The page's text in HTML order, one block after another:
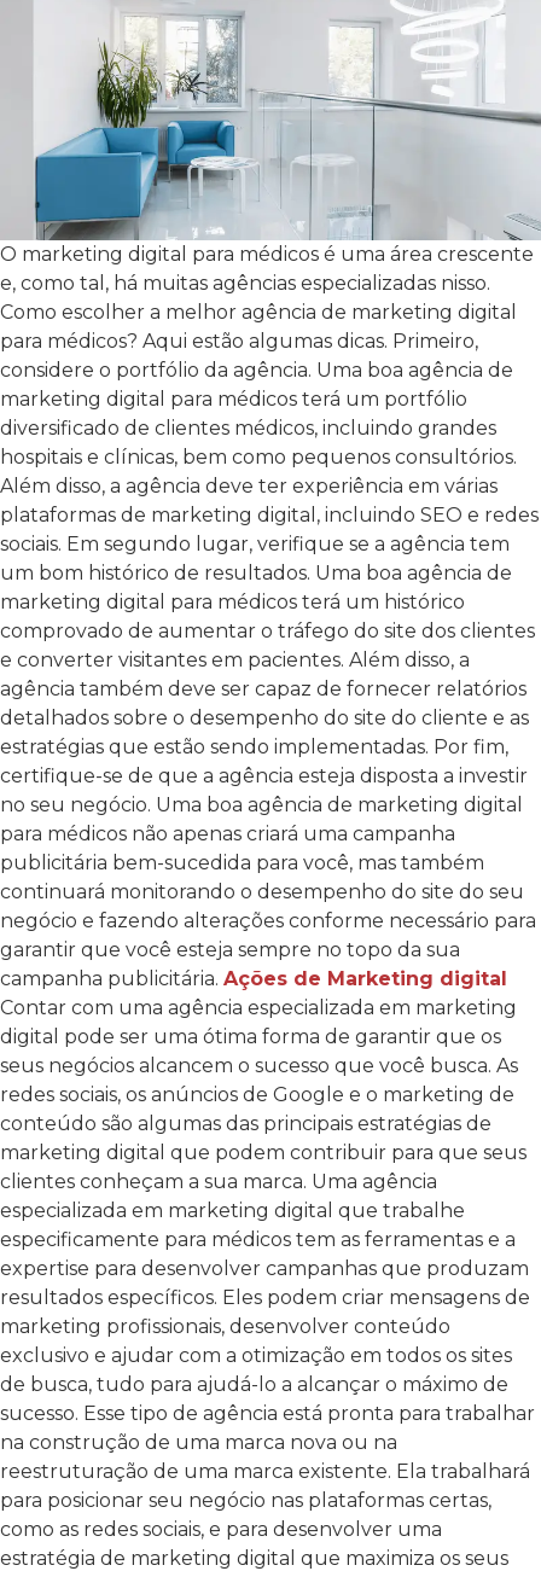
O marketing digital para médicos é uma área crescente
e, como tal, há muitas agências especializadas nisso.
Como escolher a melhor agência de marketing digital
para médicos? Aqui estão algumas dicas. Primeiro,
considere o portfólio da agência. Uma boa agência de
marketing digital para médicos terá um portfólio
diversificado de clientes médicos, incluindo grandes
hospitais e clínicas, bem como pequenos consultórios.
Além disso, a agência deve ter experiência em várias
plataformas de marketing digital, incluindo SEO e redes
sociais. Em segundo lugar, verifique se a agência tem
um bom histórico de resultados. Uma boa agência de
marketing digital para médicos terá um histórico
comprovado de aumentar o tráfego do site dos clientes
e converter visitantes em pacientes. Além disso, a
agência também deve ser capaz de fornecer relatórios
detalhados sobre o desempenho do site do cliente e as
estratégias que estão sendo implementadas. Por fim,
certifique-se de que a agência esteja disposta a investir
no seu negócio. Uma boa agência de marketing digital
para médicos não apenas criará uma campanha
publicitária bem-sucedida para você, mas também
continuará monitorando o desempenho do site do seu
negócio e fazendo alterações conforme necessário para
garantir que você esteja sempre no topo da sua
campanha publicitária. Ações de Marketing digital
Contar com uma agência especializada em marketing
digital pode ser uma ótima forma de garantir que os
seus negócios alcancem o sucesso que você busca. As
redes sociais, os anúncios de Google e o marketing de
conteúdo são algumas das principais estratégias de
marketing digital que podem contribuir para que seus
clientes conheçam a sua marca. Uma agência
especializada em marketing digital que trabalhe
especificamente para médicos tem as ferramentas e a
expertise para desenvolver campanhas que produzam
resultados específicos. Eles podem criar mensagens de
marketing profissionais, desenvolver conteúdo
exclusivo e ajudar com a otimização em todos os sites
de busca, tudo para ajudá-lo a alcançar o máximo de
sucesso. Esse tipo de agência está pronta para trabalhar
na construção de uma marca nova ou na
reestruturação de uma marca existente. Ela trabalhará
para posicionar seu negócio nas plataformas certas,
como as redes sociais, e para desenvolver uma
estratégia de marketing digital que maximiza os seus